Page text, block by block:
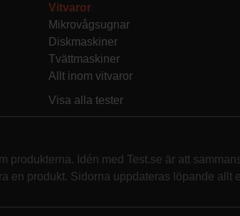
Vitvaror
Mikrovågsugnar
Diskmaskiner
Tvättmaskiner
Allt inom vitvaror
Visa alla tester
produkterna. Idén med Test.se är att
en produkt. Sidorna uppdateras löpande allt